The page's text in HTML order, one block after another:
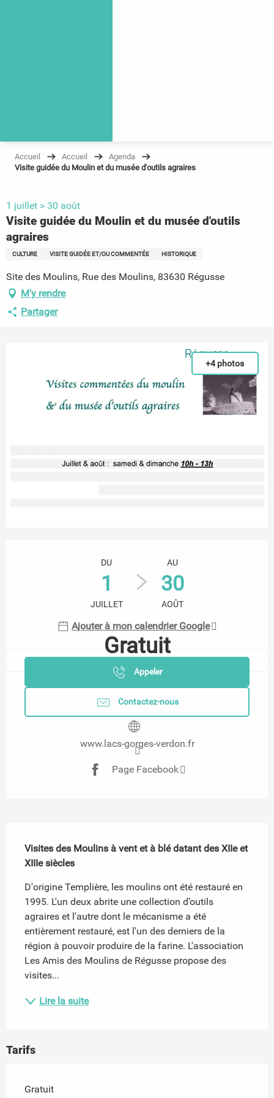
Accueil Accueil
Agenda
Visite guidée du Moulin et du musée d'outils agraires
1 juillet > 30 août
Visite guidée du Moulin et du musée d'outils
agraires
CULTURE VISITE GUIDÉE ET/OU COMMENTÉE HISTORIQUE
Site des Moulins, Rue des Moulins, 83630 Régusse
M'y rendre
Partager
+4 photos
DU
1
JUILLET
AU
30
AOÛT
Ajouter à mon calendrier Google
Gratuit
Appeler
Contactez-nous
www.lacs-gorges-verdon.fr
Page Facebook
Visites des Moulins à vent et à blé datant des XIIe et
XIIIe siècles
D'origine Templière, les moulins ont été restauré en
1995. L'un deux abrite une collection d’outils
agraires et l'autre dont le mécanisme a été
entièrement restauré, est l'un des derniers de la
région à pouvoir produire de la farine. L'association
Les Amis des Moulins de Régusse propose des
visites...
Lire la suite
Tarifs
Gratuit